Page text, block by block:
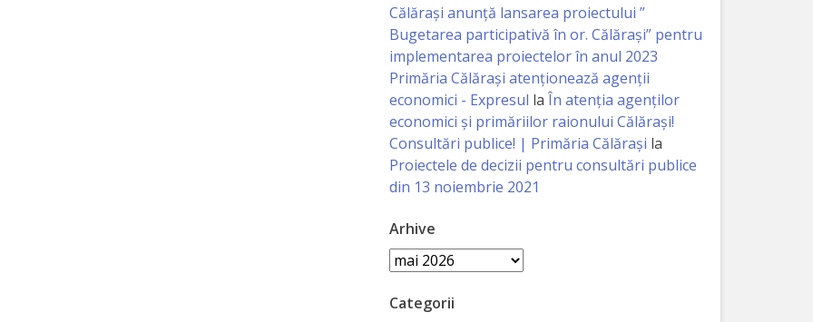
Călărași anunță lansarea proiectului ”
Bugetarea participativă în or. Călărași” pentru
implementarea proiectelor în anul 2023
Primăria Călăraşi atenţionează agenţii
economici - Expresul la În atenția agenților
economici și primăriilor raionului Călărași!
Consultări publice! | Primăria Călărași la
Proiectele de decizii pentru consultări publice
din 13 noiembrie 2021
Arhive
Arhive
Categorii